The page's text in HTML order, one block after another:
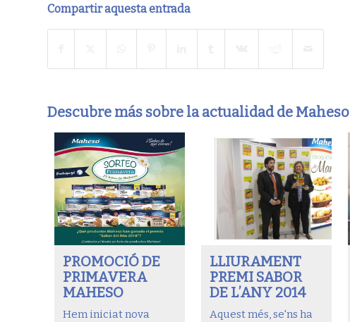
Compartir aquesta entrada
Descubre más sobre la actualidad de Maheso
PROMOCIÓ DE
PRIMAVERA
MAHESO
Hem iniciat nova
LLIURAMENT
PREMI SABOR
DE L’ANY 2014
Aquest més, se'ns ha